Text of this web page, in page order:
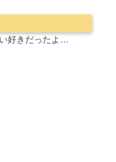
好きだったよ…